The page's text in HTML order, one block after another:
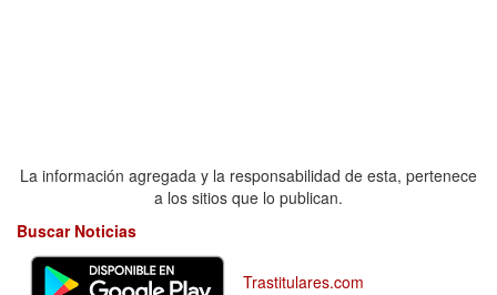
La información agregada y la responsabilidad de esta, pertenece
a los sitios que lo publican.
Buscar Noticias
Trastitulares.com